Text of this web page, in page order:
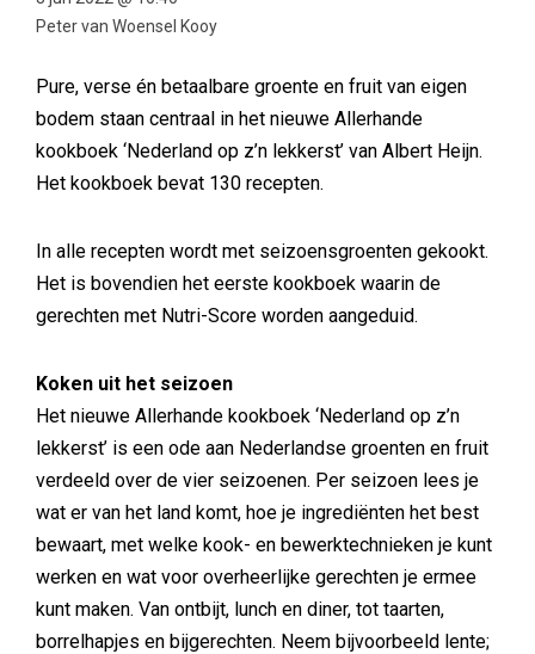
Peter van Woensel Kooy
Pure, verse én betaalbare groente en fruit van eigen
bodem staan centraal in het nieuwe Allerhande
kookboek ‘Nederland op z’n lekkerst’ van Albert Heijn.
Het kookboek bevat 130 recepten.
In alle recepten wordt met seizoensgroenten gekookt.
Het is bovendien het eerste kookboek waarin de
gerechten met Nutri-Score worden aangeduid.
Koken uit het seizoen
Het nieuwe Allerhande kookboek ‘Nederland op z’n
lekkerst’ is een ode aan Nederlandse groenten en fruit
verdeeld over de vier seizoenen. Per seizoen lees je
wat er van het land komt, hoe je ingrediënten het best
bewaart, met welke kook- en bewerktechnieken je kunt
werken en wat voor overheerlijke gerechten je ermee
kunt maken. Van ontbijt, lunch en diner, tot taarten,
borrelhapjes en bijgerechten. Neem bijvoorbeeld lente;